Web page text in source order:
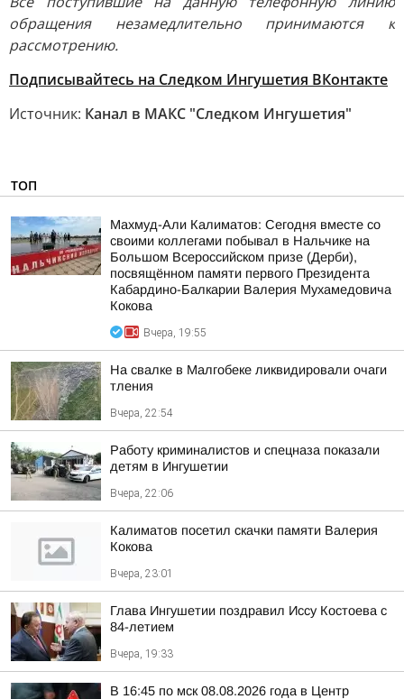
обращения незамедлительно принимаются к
рассмотрению.
Подписывайтесь на Следком Ингушетия ВКонтакте
Источник: Канал в МАКС "Следком Ингушетия"
ТОП
Махмуд-Али Калиматов: Сегодня вместе со
своими коллегами побывал в Нальчике на
Большом Всероссийском призе (Дерби),
посвящённом памяти первого Президента
Кабардино-Балкарии Валерия Мухамедовича
Кокова
Вчера, 19:55
На свалке в Малгобеке ликвидировали очаги
тления
Вчера, 22:54
Работу криминалистов и спецназа показали
детям в Ингушетии
Вчера, 22:06
Калиматов посетил скачки памяти Валерия
Кокова
Вчера, 23:01
Глава Ингушетии поздравил Иссу Костоева с
84-летием
Вчера, 19:33
В 16:45 по мск 08.08.2026 года в Центр